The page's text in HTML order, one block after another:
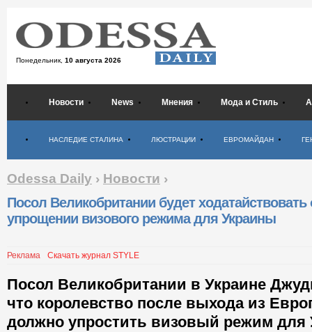
Понедельник, 10 августа 2026
Новости News Мнения Мода и Стиль
НАСЛЕДИЕ СТАЛИНА ЛЮСТРАЦИИ ЕВРОМАЙДАН
Odessa Daily › Новости ›
Посол Великобритании будет ходатайствовать
упрощении визового режима для Украины
Реклама Скачать журнал STYLE
Посол Великобритании в Украине
что королевство после выхода из
должно упростить визовый режим для